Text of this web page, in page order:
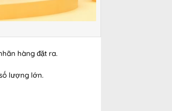
hàng đặt ra.
lượng lớn.